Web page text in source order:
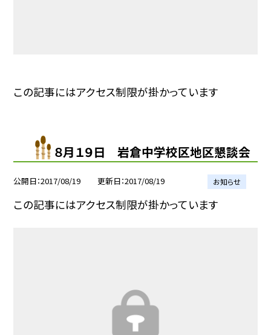
この記事にはアクセス制限が掛かっています
８月１９日 岩倉中学校区地区懇談会
公開日 2017/08/19 更新日 2017/08/19 お知らせ
この記事にはアクセス制限が掛かっています